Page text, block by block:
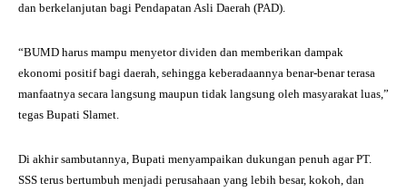
dan berkelanjutan bagi Pendapatan Asli Daerah (PAD).
“BUMD harus mampu menyetor dividen dan memberikan dampak
ekonomi positif bagi daerah, sehingga keberadaannya benar-benar terasa
manfaatnya secara langsung maupun tidak langsung oleh masyarakat luas,”
tegas Bupati Slamet.
Di akhir sambutannya, Bupati menyampaikan dukungan penuh agar PT.
SSS terus bertumbuh menjadi perusahaan yang lebih besar, kokoh, dan